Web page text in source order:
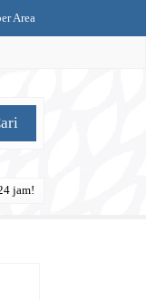
Area
jam!